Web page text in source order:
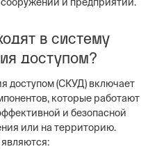
в систему
доступом?
доступом (СКУД) включает
которые работают
и безопасной
или на территорию.